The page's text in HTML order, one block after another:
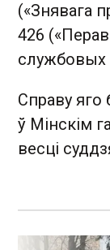
(«Знявага
426
службовых
Справу яго
ў Мінскім
весці